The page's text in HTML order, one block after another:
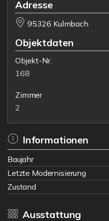
Adresse
95326 Kulmbach
Objektdaten
Objekt-Nr.
168
Zimmer
2
Informationen
Baujahr
Letzte Modernisierung
Zustand
Ausstattung